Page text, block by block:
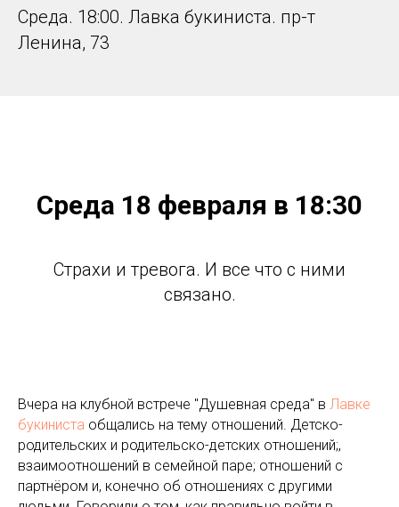
Среда. 18:00. Лавка букиниста. пр-т
Ленина, 73
Среда 18 февраля в 18:30
Страхи и тревога. И все что с ними
связано.
Вчера на клубной встрече "Душевная среда" в Лавке
букиниста общались на тему отношений. Детско-
родительских и родительско-детских отношений;,
взаимоотношений в семейной паре; отношений с
партнёром и, конечно об отношениях с другими